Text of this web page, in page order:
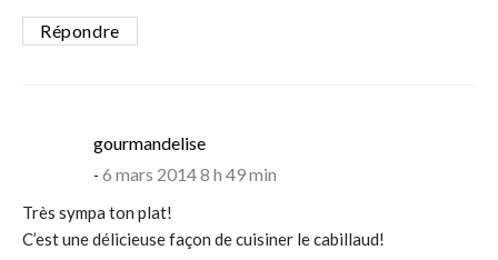
Répondre
gourmandelisesays:
6 mars 2014 8 h 49 min
Très sympa ton plat!
C’est une délicieuse façon de cuisiner le cabillaud!